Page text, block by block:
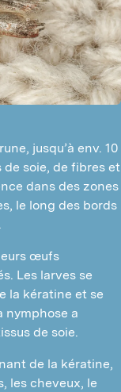
jusqu’à env. 10
soie, de fibres et
dans des zones
le long des bords
œufs
Les larves se
la kératine et se
nymphose a
de soie.
de la kératine,
les cheveux, le